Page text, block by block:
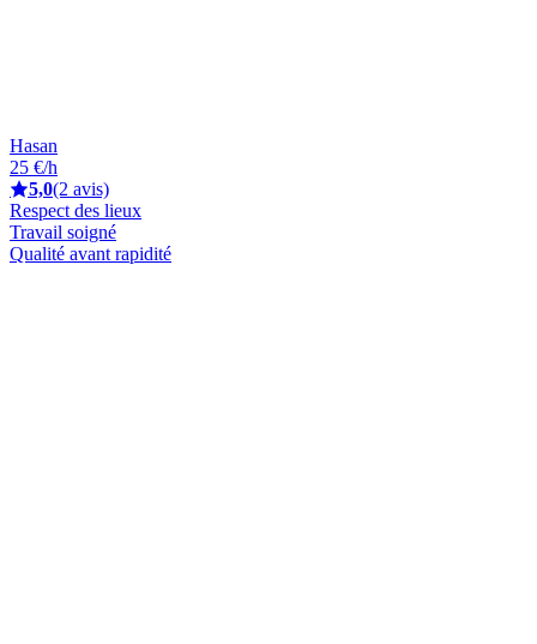
Hasan
25 €/h
5,0(2 avis)
Respect des lieux
Travail soigné
Qualité avant rapidité